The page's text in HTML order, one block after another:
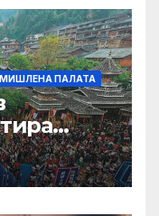
ПАЛАТА